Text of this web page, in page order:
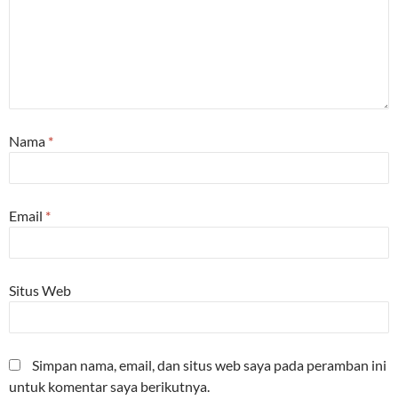
Nama *
Email *
Situs Web
Simpan nama, email, dan situs web saya pada peramban ini
untuk komentar saya berikutnya.